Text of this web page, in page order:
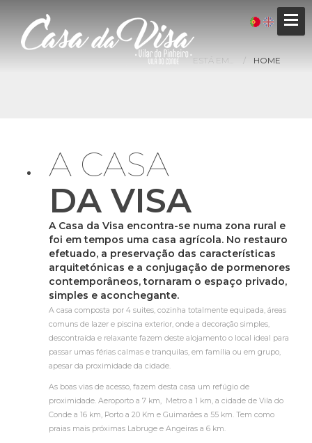
ESTÁ EM... HOME
A CASA
DA VISA
A Casa da Visa encontra-se numa zona rural e
foi em tempos uma casa agrícola. No restauro
efetuado, a preservação das características
arquitetónicas e a conjugação de pormenores
contemporâneos, tornaram o espaço privado,
simples e aconchegante.
A casa composta por 4 suites, cozinha totalmente equipada, áreas
comuns de lazer e piscina exterior, onde a decoração simples,
descontraída e relaxante fazem deste alojamento o local ideal para
passar umas férias calmas e tranquilas, em família ou em grupo,
apesar da proximidade da cidade.
As boas vias de acesso, fazem desta casa um refúgio de
proximidade. Aeroporto a 7 km, Metro a 1 km, a cidade de Vila do
Conde a 16 km, Porto a 20 Km e Guimarães a 55 km. Tem como
praias mais próximas Labruge e Angeiras a 6 km.